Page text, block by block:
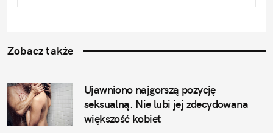
Zobacz także
Ujawniono najgorszą pozycję
seksualną. Nie lubi jej zdecydowana
większość kobiet